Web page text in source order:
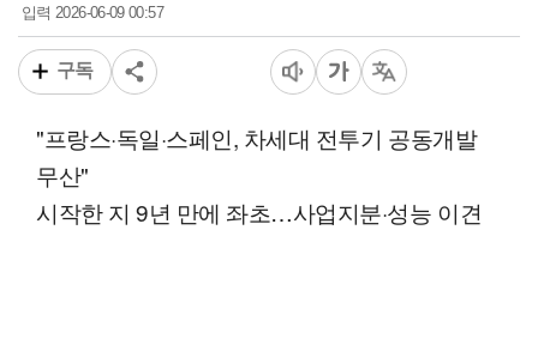
입력 2026-06-09 00:57
구독
"프랑스·독일·스페인, 차세대 전투기 공동개발
무산"
시작한 지 9년 만에 좌초…사업지분·성능 이견